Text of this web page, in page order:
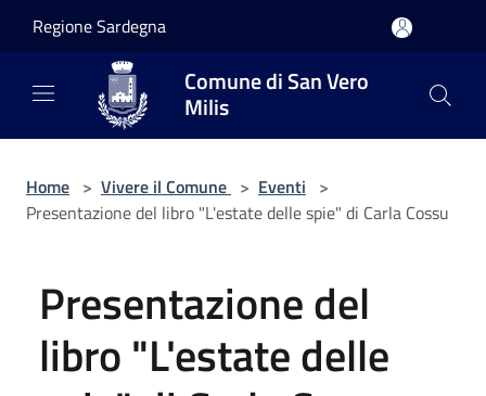
Regione Sardegna
Comune di San Vero
Milis
Home > Vivere il Comune > Eventi >
Presentazione del libro "L'estate delle spie" di Carla Cossu
Presentazione del
libro "L'estate delle